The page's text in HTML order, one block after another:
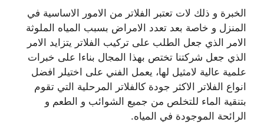
الخبرة و ذلك لات تعتبر الفلاتر من الامور الاساسية في
المنزل و خاصة بعد تعدد الامراض بسبب المياه الملوثة
الامر الذي جعل الطلب على تركيب الفلاتر يتزايد الامر
الذي جعل شركتنا تختص بهذا المجال بناءا على خبرات
علمية عالية لامثيل لها، يعمل الفني على اختيلر افضل
انواع الفلاتر الاكثر جودة كالفلاتر المرحلية التي تقوم
بتنقية الماء للتخلص من جميع الشوائب و الطعم و
الرائحة الموجودة في المياه.